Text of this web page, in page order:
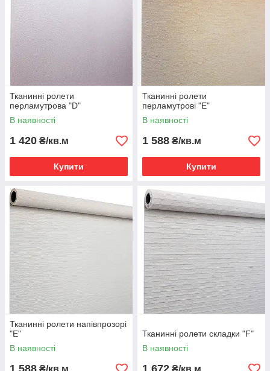
Тканинні ролети
перламутрова "D"
В наявності
1 420 ₴/кв.м
Купити
Тканинні ролети
перламутрові "E"
В наявності
1 588 ₴/кв.м
Купити
Тканинні ролети напівпрозорі
"E"
В наявності
1 588 ₴/кв.м
Тканинні ролети складки "F"
В наявності
1 672 ₴/кв.м